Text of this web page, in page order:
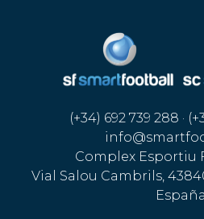
(+34) 692 739 288 ·
Complex Esportiu
Vial Salou Cambrils,
España